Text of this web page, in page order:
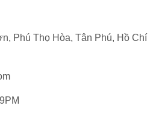
Phú Thọ Hòa, Tân Phú, Hồ Chí